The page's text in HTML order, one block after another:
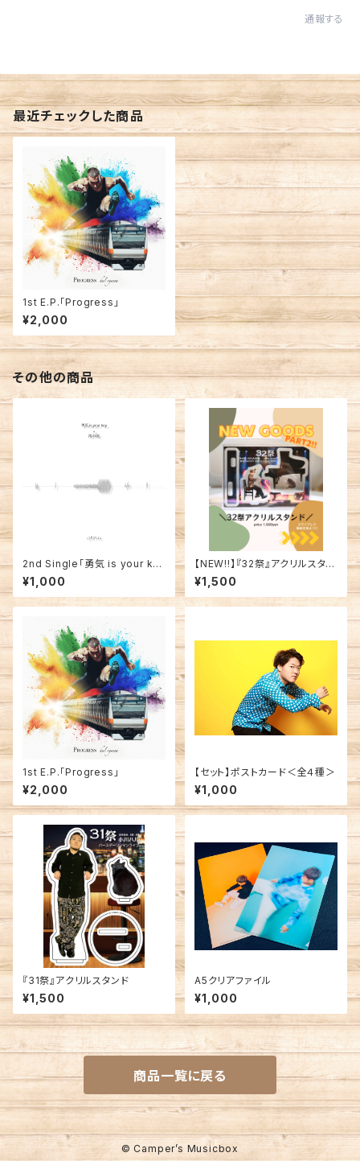
通報する
最近チェックした商品
1st E.P.「Progress」
¥2,000
その他の商品
2nd Single「勇気 is your ke
y/雨の歌」
¥1,000
【NEW!!】『32祭』アクリルスタン
ド
¥1,500
1st E.P.「Progress」
¥2,000
【セット】ポストカード＜全４種＞
¥1,000
『31祭』アクリルスタンド
¥1,500
A5クリアファイル
¥1,000
商品一覧に戻る
© Camper’s Musicbox